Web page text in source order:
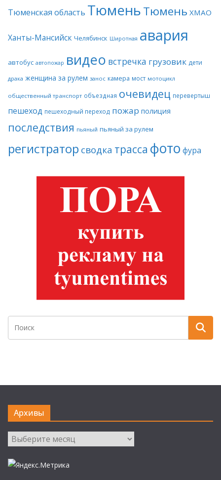
Тюменская область ТюменьТюмень ХМАО
Ханты-Мансийск Челябинск Широтная авария
автобус автопожар видео встречка грузовик дети
драка женщина за рулем занос камера мост мотоцикл
общественный транспорт объездная очевидец перевертыш
пешеход пешеходный переход пожар полиция
последствия пьяный пьяный за рулем
регистратор сводка трасса фото фура
Архивы
Архивы